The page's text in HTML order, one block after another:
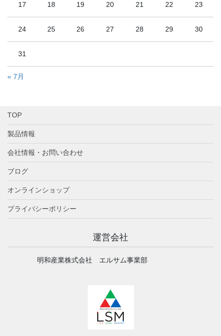
17 18 19 20 21 22 23
24 25 26 27 28 29 30
31
« 7月
TOP
製品情報
会社情報・お問い合わせ
ブログ
オンラインショップ
プライバシーポリシー
運営会社
明和産業株式会社 エルサム事業部